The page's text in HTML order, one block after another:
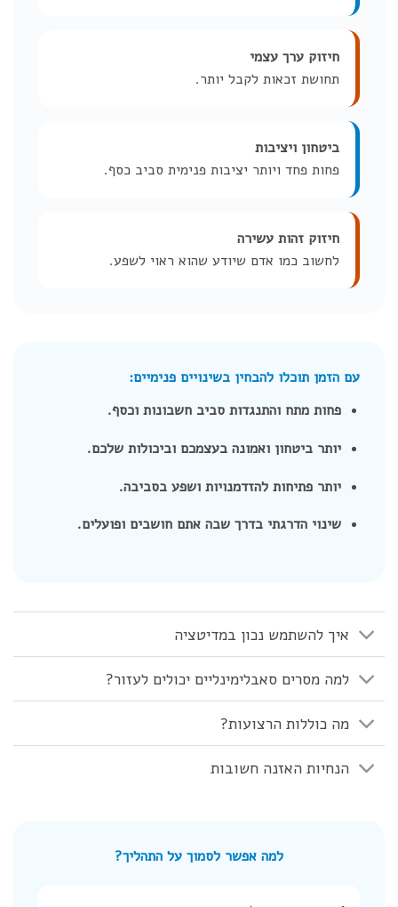
חיזוק ערך עצמי
תחושת זכאות לקבל יותר.
ביטחון ויציבות
פחות פחד ויותר יציבות פנימית סביב כסף.
חיזוק זהות עשירה
לחשוב כמו אדם שיודע שהוא ראוי לשפע.
עם הזמן תוכלו להבחין בשינויים פנימיים:
פחות מתח והתנגדות סביב חשבונות וכסף.
יותר ביטחון ואמונה בעצמכם וביכולות שלכם.
יותר פתיחות להזדמנויות ושפע בסביבה.
שינוי הדרגתי בדרך שבה אתם חושבים ופועלים.
איך להשתמש נכון במדיטציה
למה מסרים סאבלימינליים יכולים לעזור?
מה כוללות הרצועות?
הנחיות האזנה חשובות
למה אפשר לסמוך על התהליך?